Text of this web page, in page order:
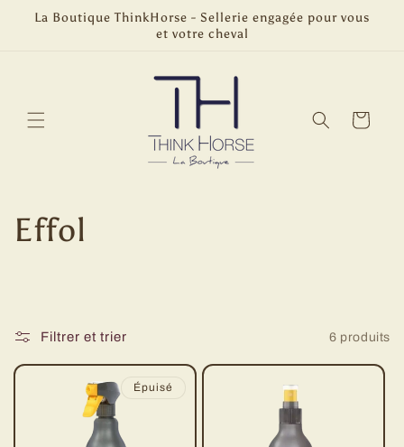
passer
La Boutique ThinkHorse - Sellerie engagée pour vous
et votre cheval
Panier
C
l
Effol
Filtrer et trier 6 produits
Épuisé